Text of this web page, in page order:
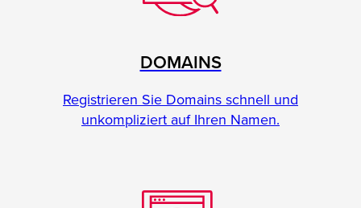
DOMAINS
Registrieren Sie Domains schnell und
unkompliziert auf Ihren Namen.